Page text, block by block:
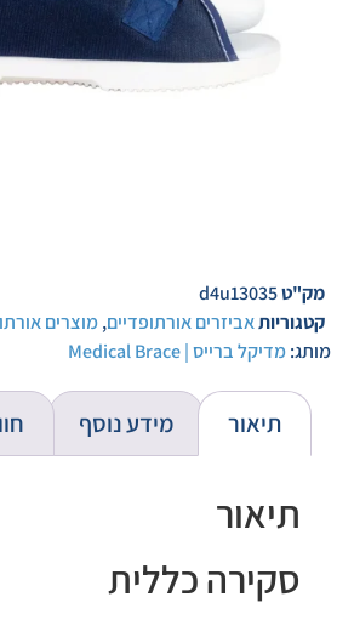
מק"טd4u13035
קטגוריותאביזרים אורתופדיים,מוצרים
מותג:מדיקל ברייס | Medical Brace
תיאור מידע נוסף
תיאור
סקירה כללית